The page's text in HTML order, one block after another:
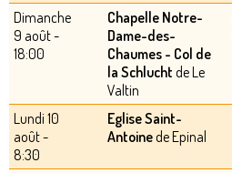
Dimanche
9 août -
18:00
Chapelle Notre-
Dame-des-
Chaumes - Col de
la Schlucht de Le
Valtin
Lundi 10
août -
8:30
Eglise Saint-
Antoinede Epinal